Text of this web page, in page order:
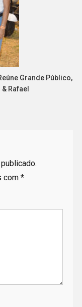
Grande Público,
Rafael
com *